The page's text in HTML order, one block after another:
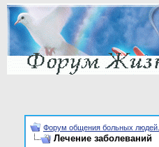
Форум общения больных
Лечение заболеваний